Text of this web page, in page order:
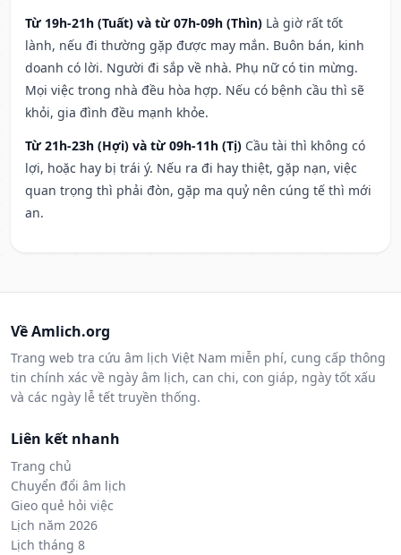
Từ 19h-21h (Tuất) và từ 07h-09h (Thìn) Là giờ rất tốt
lành, nếu đi thường gặp được may mắn. Buôn bán, kinh
doanh có lời. Người đi sắp về nhà. Phụ nữ có tin mừng.
Mọi việc trong nhà đều hòa hợp. Nếu có bệnh cầu thì sẽ
khỏi, gia đình đều mạnh khỏe.
Từ 21h-23h (Hợi) và từ 09h-11h (Tị) Cầu tài thì không có
lợi, hoặc hay bị trái ý. Nếu ra đi hay thiệt, gặp nạn, việc
quan trọng thì phải đòn, gặp ma quỷ nên cúng tế thì mới
an.
Về Amlich.org
Trang web tra cứu âm lịch Việt Nam miễn phí, cung cấp thông
tin chính xác về ngày âm lịch, can chi, con giáp, ngày tốt xấu
và các ngày lễ tết truyền thống.
Liên kết nhanh
Trang chủ
Chuyển đổi âm lịch
Gieo quẻ hỏi việc
Lịch năm 2026
Lịch tháng 8